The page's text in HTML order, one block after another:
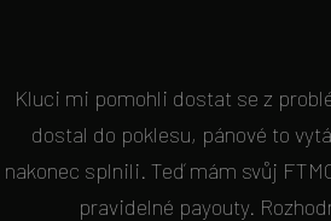
Kluci mi pomohli dostat se z
dostal do poklesu, pánové to
nakonec splnili. Teď mám svůj
pravidelné payouty.